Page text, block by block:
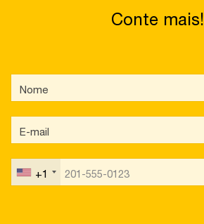
Conte mais!
+1